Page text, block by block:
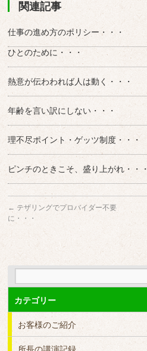
関連記事
仕事の進め方のポリシー・・・
ひとのために・・・
熱意が伝わわれば人は動く・・・
年齢を言い訳にしない・・・
理不尽ポイント・ゲッツ制度・・・
ピンチのときこそ、盛り上がれ・・・
← テザリングでプロバイダー不要
に・・・
カテゴリー
お客様のご紹介